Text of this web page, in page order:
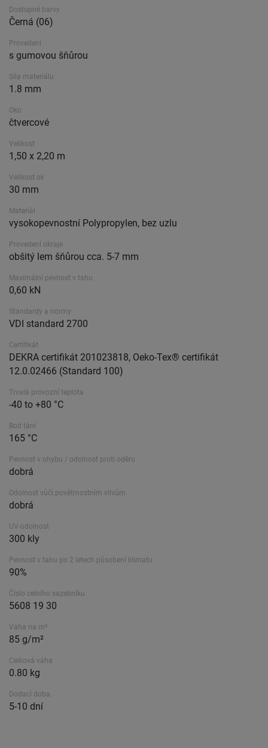
Dostupné barvy
Černá (06)
Provedení
s gumovou šňůrou
Síla materiálu
1.8 mm
Oko
čtvercové
Velikost
1,50 x 2,20 m
Velikost ok
30 mm
Materiál
vysokopevnostní Polypropylen, bez uzlu
Provedení okraje
obšitý lem šňůrou cca. 5-7 mm
Maximální pevnost v tahu
0,60 kN
Standardy a normy
VDI standard 2700
Certifikát
DEKRA certifikát 201023818, Oeko-Tex® certifikát
12.0.02466 (Standard 100)
Trvalá provozní teplota
-40 to +80 °C
Bod tání
165 °C
Pevnost v ohybu / odolnost proti oděru
dobrá
Odolnost vůči povětrnostním vlivům
dobrá
UV-odolnost
300 kly
Pevnost v tahu po 2 letech působení klimatu
90%
Číslo celního sazebníku
5608 19 30
Váha na m²
85 g/m²
Celková váha
0.80 kg
Dodací doba.
5-10 dní